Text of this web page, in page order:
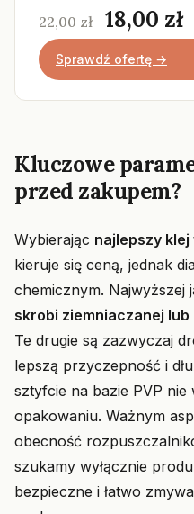
22,00 zł 18,00 zł
Sprawdź ofertę →
Kluczowe
przed zakupem?
Wybierając najlepszy
kieruje się ceną, jednak
chemicznym. Najwyższej
skrobi ziemniaczanej
Te drugie są zazwyczaj
lepszą przyczepność i
sztyfcie na bazie PVP
opakowaniu. Ważnym
obecność
szukamy wyłącznie
bezpieczne i łatwo